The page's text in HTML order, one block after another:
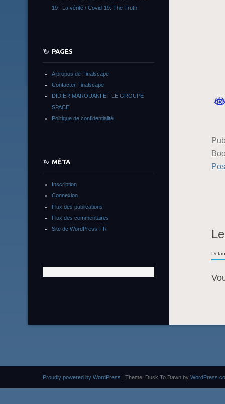
19 : La vérité / Covid-19: The Truth
PAGES
A propos de Finalscape
Contacter Finalscape
DIDIER MAROUANI ET LE GROUPE
SPACE
Politique de confidentialité
MÉTA
Inscription
Connexion
Flux des publications
Flux des commentaires
Site de WordPress-FR
Proudly powered by WordPress | Theme: Dusk To Dawn by